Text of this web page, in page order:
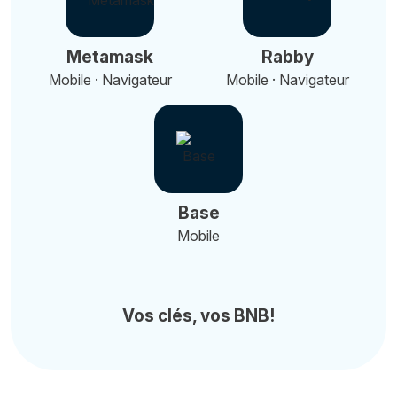
Metamask
Mobile · Navigateur
Rabby
Mobile · Navigateur
Base
Mobile
Vos clés, vos BNB!